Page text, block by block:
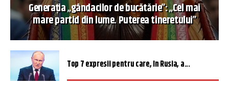
Generația „gândacilor de bucătărie”: „Cel mai
mare partid din lume. Puterea tineretului”
Top 7 expresii pentru care, în Rusia, a...